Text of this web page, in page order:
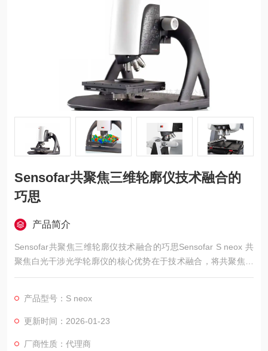
Sensofar共聚焦三维轮廓仪技术融合的
巧思
产品简介
Sensofar共聚焦三维轮廓仪技术融合的巧思Sensofar S neox 共
聚焦白光干涉光学轮廓仪的核心优势在于技术融合，将共聚焦显
微、白光干涉与多焦面叠加三大技术集成于同一平台。
产品型号：S neox
更新时间：2026-01-23
厂商性质：代理商